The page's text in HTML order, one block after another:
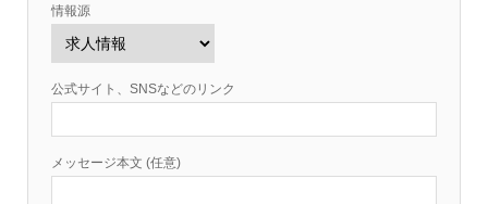
情報源
公式サイト、SNSなどのリンク
メッセージ本文 (任意)